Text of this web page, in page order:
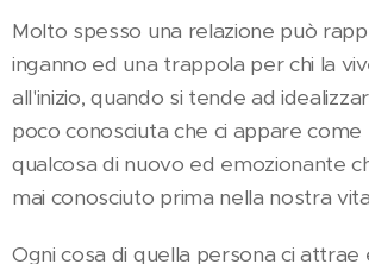
Molto spesso una relazione può
inganno ed una trappola per chi la
all'inizio, quando si tende ad
poco conosciuta che ci appare come
qualcosa di nuovo ed emozionante
mai conosciuto prima nella nostra
Ogni cosa di quella persona ci attrae